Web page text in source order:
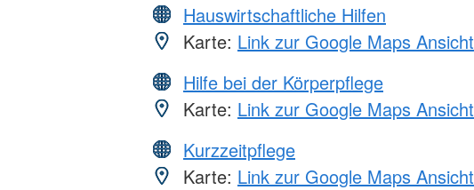
Hauswirtschaftliche Hilfen
Karte: Link zur Google Maps Ansicht
Hilfe bei der Körperpflege
Karte: Link zur Google Maps Ansicht
Kurzzeitpflege
Karte: Link zur Google Maps Ansicht